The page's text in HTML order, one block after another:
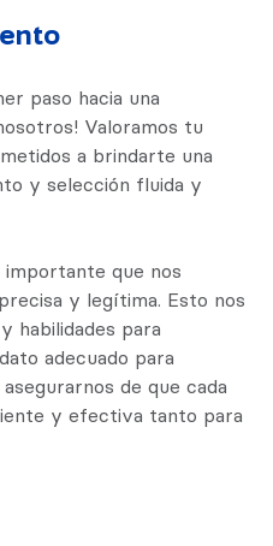
paso hacia una
Valoramos tu
a brindarte una
y selección fluida y
importante que nos
y legítima. Esto nos
habilidades para
adecuado para
de que cada
y efectiva tanto para